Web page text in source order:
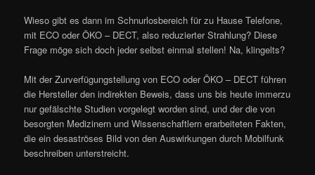
Wieso gibt es dann im Schnurlosbereich für zu Hause Telefone,
mit ECO oder ÖKO – DECT, also reduzierter Strahlung? Diese
Frage möge sich doch jeder selbst einmal stellen! Na, klingelts?
Mit der Zurverfügungstellung von ECO oder ÖKO – DECT führen
die Hersteller den indirekten Beweis, dass uns bis heute immerzu
nur gefälschte Studien vorgelegt worden sind, und der die von
besorgten Medizinern und Wissenschaftlern erarbeiteten Fakten,
die ein desaströses Bild von den Auswirkungen durch Mobilfunk
beschreiben unterstreicht.